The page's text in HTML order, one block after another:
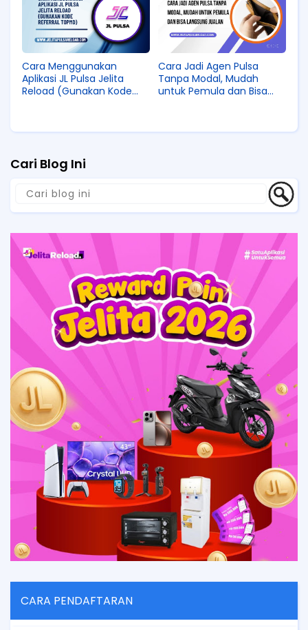
Cara Menggunakan
Aplikasi JL Pulsa Jelita
Reload (Gunakan Kode
Cara Jadi Agen Pulsa
Tanpa Modal, Mudah
untuk Pemula dan Bisa
Cari Blog Ini
CARA PENDAFTARAN